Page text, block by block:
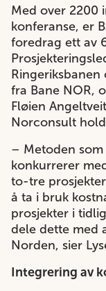
Med over 2200
konferanse, er
foredrag ett av
Ringeriksbanen
fra Bane NOR,
Fløien
Norconsult
– Metoden
konkurrerer
to-tre
å ta i bruk
prosjekter i
dele dette med
Norden, sier
Integrering av